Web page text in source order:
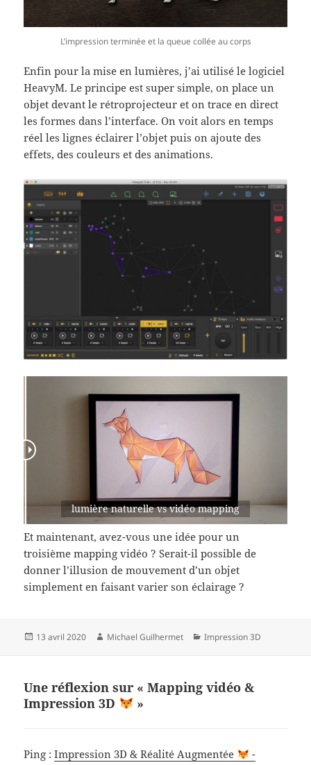
L’impression terminée et la queue collée au corps
Enfin pour la mise en lumières, j’ai utilisé le logiciel
HeavyM. Le principe est super simple, on place un
objet devant le rétroprojecteur et on trace en direct
les formes dans l’interface. On voit alors en temps
réel les lignes éclairer l’objet puis on ajoute des
effets, des couleurs et des animations.
lumière naturelle vs vidéo mapping
Et maintenant, avez-vous une idée pour un
troisième mapping vidéo ? Serait-il possible de
donner l’illusion de mouvement d’un objet
simplement en faisant varier son éclairage ?
Publié
13 avril 2020 Auteur
Michael Guilhermet Catégories
Impression 3D
Une réflexion sur « Mapping vidéo &
Impression 3D
»
Ping :Impression 3D & Réalité Augmentée
-